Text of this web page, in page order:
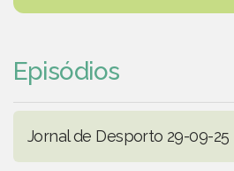
Episódios
Jornal de Desporto 29-09-25